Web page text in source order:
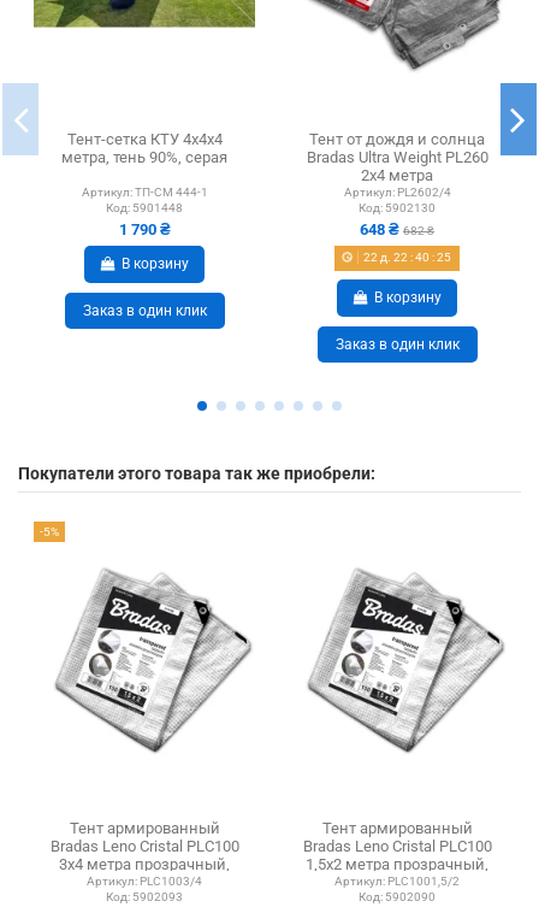
Тент-сетка КТУ 4х4х4
метра, тень 90%, серая
Артикул: ТП-СМ 444-1
Код: 5901448
1 790 ₴
В корзину
Заказ в один клик
Тент от дождя и солнца
Bradas Ultra Weight PL260
2х4 метра
водонепроницаемый,
серый,...
Артикул: PL2602/4
Код: 5902130
648 ₴ 682 ₴
22д. 22:40 :25
В корзину
Заказ в один клик
Покупатели этого товара так же приобрели:
-5%
Тент армированный
Bradas Leno Cristal PLC100
3х4 метра прозрачный,
повышенной плотности
Артикул: PLC1003/4
Код: 5902093
Тент армированный
Bradas Leno Cristal PLC100
1,5х2 метра прозрачный,
повышенной плотности
Артикул: PLC1001,5/2
Код: 5902090